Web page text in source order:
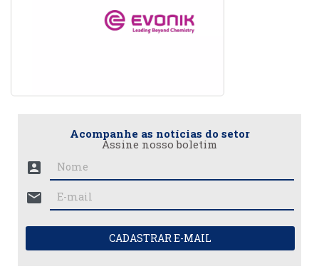
Acompanhe as notícias do setor
Assine nosso boletim
account_box
mail
CADASTRAR E-MAIL